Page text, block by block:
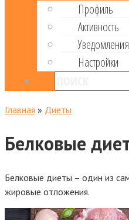
Профиль
Активность
Уведомления
Настройки
Главная » Диеты
Белковые
Белковые диеты – один из
жировые отложения.